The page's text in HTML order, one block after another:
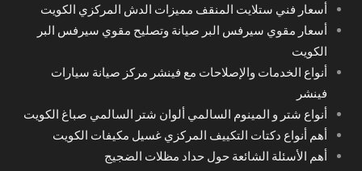
أسعار فني ستلايت المنقف مميزات الدش المركزي الكويت
أسعار مقوي سيرفس البر صيانة وتصليح مقوي سيرفس البر
الكويت
أنواع الخدمات والإصلاحات مع فينشر مركز صيانة سيارات
فينشر
أنواع شتر و المينوم السالمي ألوان شتر السالمي صباغ الكويت
أهم أنواع دكتات التكييف المركزي غسيل مكيفات الكويت
أهم الأسئلة الشائعة حول حداد مظلات الضجيج